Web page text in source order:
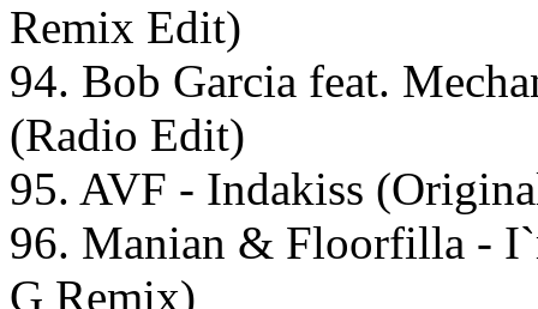
Remix Edit)
94. Bob Garcia feat.
(Radio Edit)
95. AVF - Indakiss
96. Manian & Floorfilla -
G Remix)